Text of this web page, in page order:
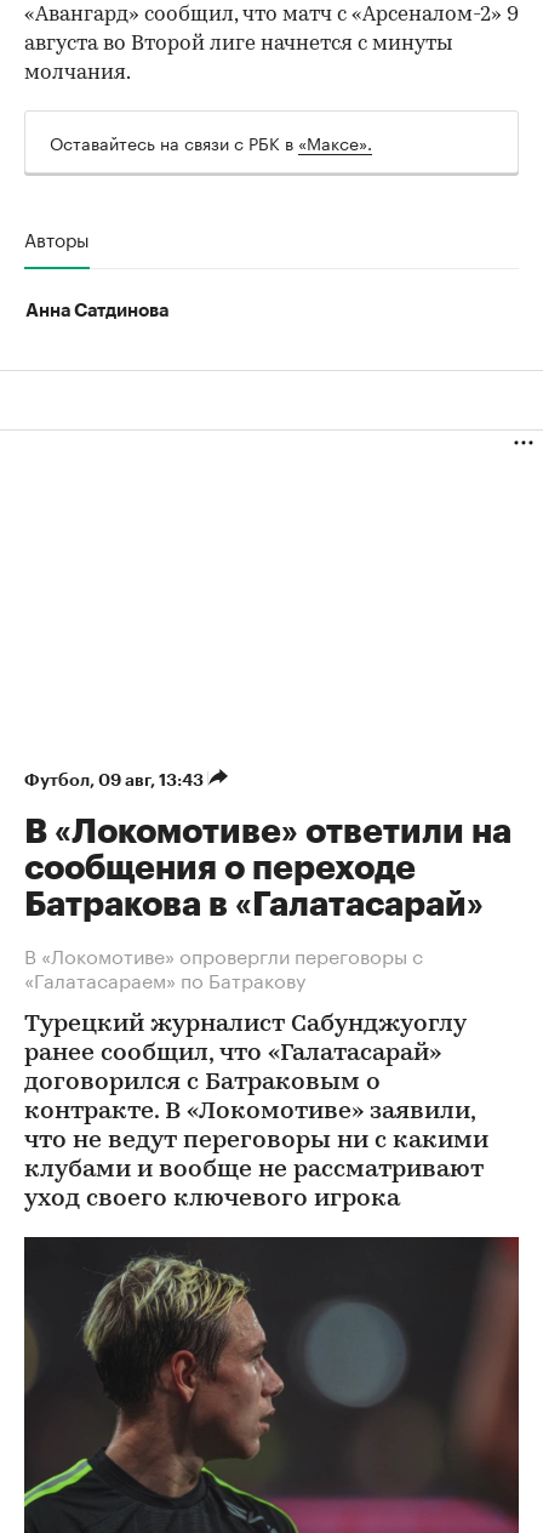
00:00 / 00:00
«Авангард» сообщил, что матч с «Арсеналом-2» 9
августа во Второй лиге начнется с минуты
молчания.
Оставайтесь на связи с РБК в «Максе».
Авторы
Анна Сатдинова
Футбол⁠, 09 авг, 13:43
В «Локомотиве» ответили на
сообщения о переходе
Батракова в «Галатасарай»
В «Локомотиве» опровергли переговоры с
«Галатасараем» по Батракову
Турецкий журналист Сабунджуоглу
ранее сообщил, что «Галатасарай»
договорился с Батраковым о
контракте. В «Локомотиве» заявили,
что не ведут переговоры ни с какими
клубами и вообще не рассматривают
уход своего ключевого игрока